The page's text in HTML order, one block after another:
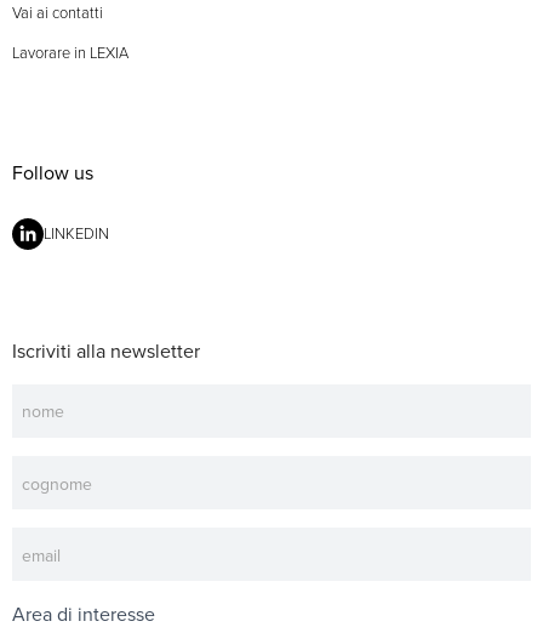
Vai ai contatti
Lavorare in LEXIA
Follow us
LINKEDIN
Iscriviti alla newsletter
Area di interesse